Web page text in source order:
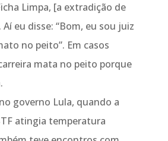
Limpa, [a extradição de
eu disse: “Bom, eu sou juiz
no peito”. Em casos
mata no peito porque
governo Lula, quando a
atingia temperatura